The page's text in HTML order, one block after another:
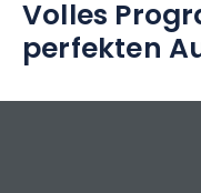
Volles
perfekten